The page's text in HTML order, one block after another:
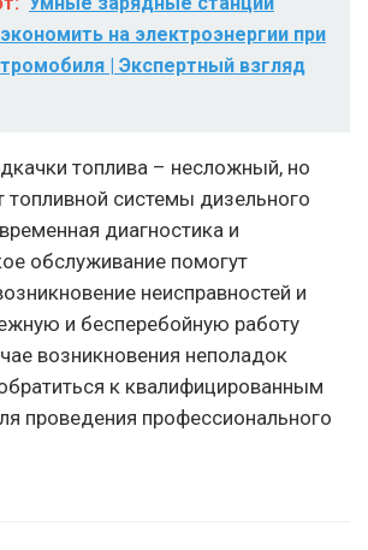
на электроэнергии при
| Экспертный взгляд
топлива – несложный, но
системы дизельного
диагностика и
обслуживание помогут
неисправностей и
и бесперебойную работу
возникновения неполадок
к квалифицированным
проведения профессионального